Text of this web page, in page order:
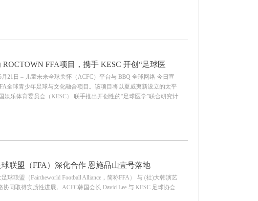
FFA项目，携手 KESC 开创“足球医
月21日 – 儿童未来全球关怀（ACFC）平台与 BBQ 全球网络 今日宣
全球青少年足球与文化融合项目。该项目将以夏威夷新设立的太平
娱乐体育委员会（KESC） 联手推出开创性的“足球医学”联合研究计
联盟（FFA）深化合作 恩施品山壹号落地
基地
球联盟（Fairtheworld Football Alliance，简称FFA） 与 (社)大韩演艺
协同取得实质性进展。ACFC韩国会长 David Lee 与 KESC 足球协会